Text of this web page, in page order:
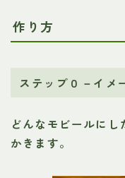
作り方
ステップ０－イメ
どんなモビールに
かきます。